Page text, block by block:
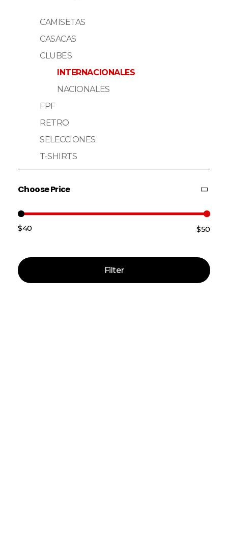
CAMISETAS
CASACAS
CLUBES
INTERNACIONALES
NACIONALES
FPF
RETRO
SELECCIONES
T-SHIRTS
Choose Price
Filter
$40 —$50